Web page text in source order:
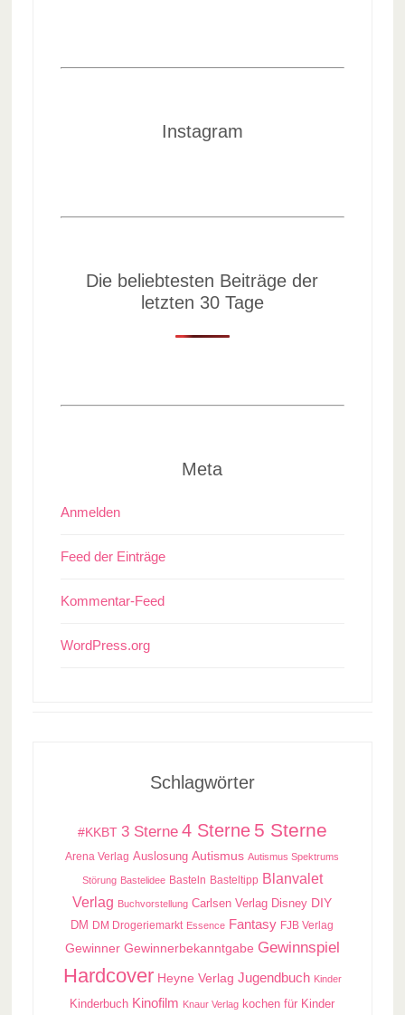
Instagram
Die beliebtesten Beiträge der
letzten 30 Tage
Meta
Anmelden
Feed der Einträge
Kommentar-Feed
WordPress.org
Schlagwörter
#KKBT 3 Sterne 4 Sterne 5 Sterne
Arena Verlag Auslosung Autismus Autismus Spektrums
Störung Bastelidee Basteln Basteltipp Blanvalet
Verlag Buchvorstellung Carlsen Verlag Disney DIY
DM DM Drogeriemarkt Essence Fantasy FJB Verlag
Gewinner Gewinnerbekanntgabe Gewinnspiel
Hardcover Heyne Verlag Jugendbuch Kinder
Kinderbuch Kinofilm Knaur Verlag kochen für Kinder